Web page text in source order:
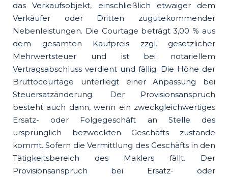
das Verkaufsobjekt, einschließlich etwaiger dem
Verkäufer oder Dritten zugutekommender
Nebenleistungen. Die Courtage beträgt 3,00 % aus
dem gesamten Kaufpreis zzgl. gesetzlicher
Mehrwertsteuer und ist bei notariellem
Vertragsabschluss verdient und fällig. Die Höhe der
Bruttocourtage unterliegt einer Anpassung bei
Steuersatzänderung. Der Provisionsanspruch
besteht auch dann, wenn ein zweckgleichwertiges
Ersatz- oder Folgegeschäft an Stelle des
ursprünglich bezweckten Geschäfts zustande
kommt. Sofern die Vermittlung des Geschäfts in den
Tätigkeitsbereich des Maklers fällt. Der
Provisionsanspruch bei Ersatz- oder